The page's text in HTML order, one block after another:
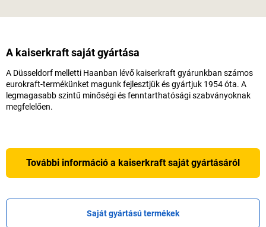
A kaiserkraftsaját gyártása
A Düsseldorf melletti Haanban lévő kaiserkraft gyárunkban számos
eurokraft-termékünket magunk fejlesztjük és gyártjuk 1954 óta. A
legmagasabb szintű minőségi és fenntarthatósági szabványoknak
megfelelően.
További információ a kaiserkraftsaját gyártásáról
Saját gyártású termékek